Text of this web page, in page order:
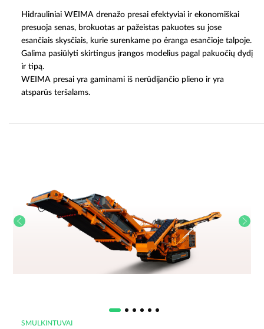
Hidrauliniai WEIMA drenažo presai efektyviai ir ekonomiškai
presuoja senas, brokuotas ar pažeistas pakuotes su jose
esančiais skysčiais, kurie surenkame po ėranga esančioje talpoje.
Galima pasiūlyti skirtingus įrangos modelius pagal pakuočių dydį
ir tipą.
WEIMA presai yra gaminami iš nerūdijančio plieno ir yra
atsparūs teršalams.
SMULKINTUVAI